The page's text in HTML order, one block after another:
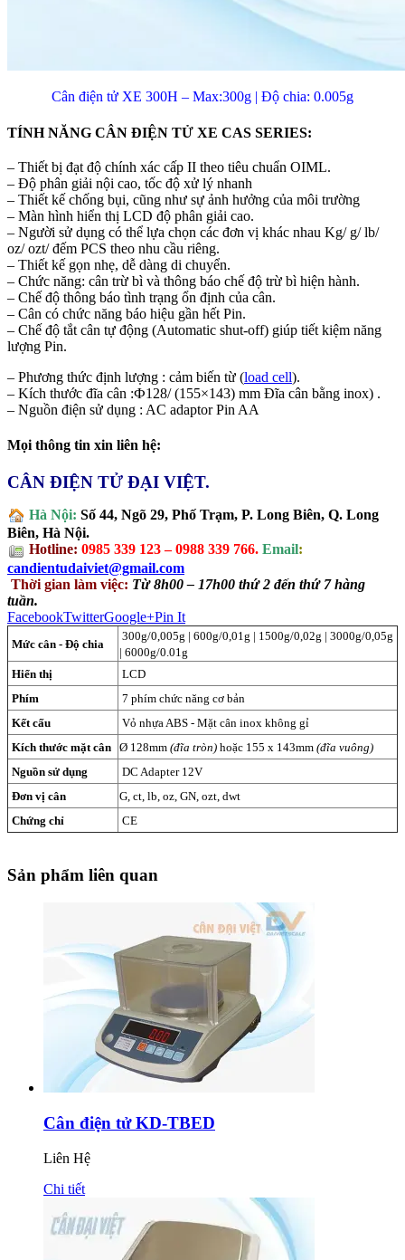
Cân điện tử XE 300H – Max:300g | Độ chia: 0.005g
TÍNH NĂNG CÂN ĐIỆN TỬ XE CAS SERIES:
– Thiết bị đạt độ chính xác cấp II theo tiêu chuẩn OIML.
– Độ phân giải nội cao, tốc độ xử lý nhanh
– Thiết kế chống bụi, cũng như sự ảnh hưởng của môi trường
– Màn hình hiển thị LCD độ phân giải cao.
– Người sử dụng có thể lựa chọn các đơn vị khác nhau Kg/ g/ lb/
oz/ ozt/ đếm PCS theo nhu cầu riêng.
– Thiết kế gọn nhẹ, dễ dàng di chuyển.
– Chức năng: cân trừ bì và thông báo chế độ trừ bì hiện hành.
– Chế độ thông báo tình trạng ổn định của cân.
– Cân có chức năng báo hiệu gần hết Pin.
– Chế độ tắt cân tự động (Automatic shut-off) giúp tiết kiệm năng
lượng Pin.
– Phương thức định lượng : cảm biến từ (load cell).
– Kích thước đĩa cân :Ф128/ (155×143) mm Đĩa cân bằng inox) .
– Nguồn điện sử dụng : AC adaptor Pin AA
Mọi thông tin xin liên hệ:
CÂN ĐIỆN TỬ ĐẠI VIỆT.
Hà Nội: Số 44, Ngõ 29, Phố Trạm, P. Long Biên, Q. Long
Biên, Hà Nội.
Hotline: 0985 339 123 – 0988 339 766. Email:
candientudaiviet@gmail.com
Thời gian làm việc: Từ 8h00 – 17h00 thứ 2 đến thứ 7 hàng
tuần.
FacebookTwitterGoogle+Pin It
Mức cân - Độ chia
300g/0,005g | 600g/0,01g | 1500g/0,02g | 3000g/0,05g
| 6000g/0.01g
Hiển thị
LCD
Phím
7 phím chức năng cơ bản
Kết cấu
Vỏ nhựa ABS - Mặt cân inox không gỉ
Kích thước mặt cân Ø 128mm (đĩa tròn) hoặc 155 x 143mm (đĩa vuông)
Nguồn sử dụng
DC Adapter 12V
Đơn vị cân
G, ct, lb, oz, GN, ozt, dwt
Chứng chỉ
CE
Sản phẩm liên quan
Cân điện tử KD-TBED
Liên Hệ
Chi tiết